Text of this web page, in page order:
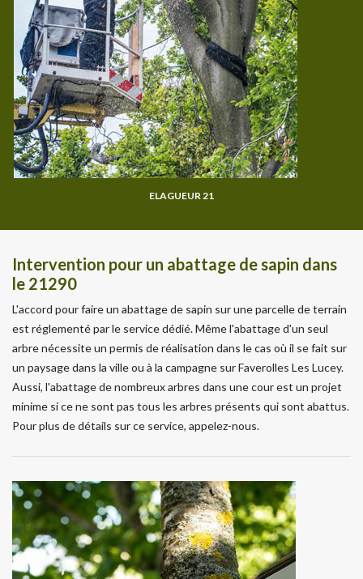
ELAGUEUR 21
Intervention pour un abattage de sapin dans
le 21290
L'accord pour faire un abattage de sapin sur une parcelle de terrain
est réglementé par le service dédié. Même l'abattage d'un seul
arbre nécessite un permis de réalisation dans le cas où il se fait sur
un paysage dans la ville ou à la campagne sur Faverolles Les Lucey.
Aussi, l'abattage de nombreux arbres dans une cour est un projet
minime si ce ne sont pas tous les arbres présents qui sont abattus.
Pour plus de détails sur ce service, appelez-nous.